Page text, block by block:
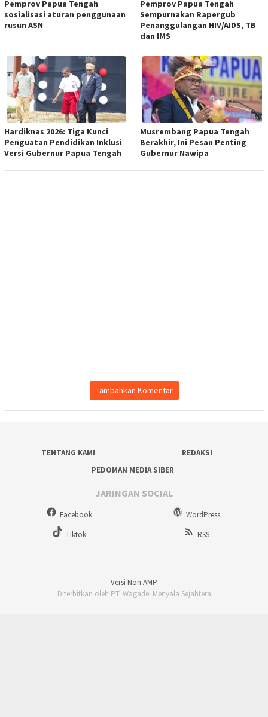
Pemprov Papua Tengah
sosialisasi aturan penggunaan
rusun ASN
Pemprov Papua Tengah
Sempurnakan Rapergub
Penanggulangan HIV/AIDS, TB
dan IMS
Hardiknas 2026: Tiga Kunci
Penguatan Pendidikan Inklusi
Versi Gubernur Papua Tengah
Musrembang Papua Tengah
Berakhir, Ini Pesan Penting
Gubernur Nawipa
Tambahkan Komentar
TENTANG KAMI
REDAKSI
PEDOMAN MEDIA SIBER
JARINGAN SOCIAL
Facebook
WordPress
Tiktok
RSS
Versi Non AMP
Diterbitkan oleh PT. Wagadei Menyala Sejahtera